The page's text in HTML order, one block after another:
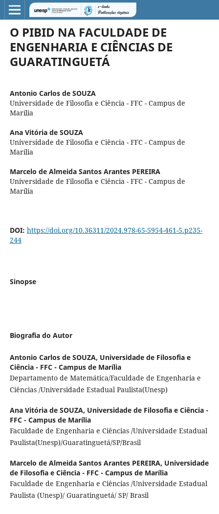
O PIBID NA FACULDADE DE
ENGENHARIA E CIÊNCIAS DE
GUARATINGUETÁ
Antonio Carlos de SOUZA
Universidade de Filosofia e Ciência - FFC - Campus de
Marília
Ana Vitória de SOUZA
Universidade de Filosofia e Ciência - FFC - Campus de
Marília
Marcelo de Almeida Santos Arantes PEREIRA
Universidade de Filosofia e Ciência - FFC - Campus de
Marília
DOI: https://doi.org/10.36311/2024.978-65-5954-461-5.p235-
244
Sinopse
Biografia do Autor
Antonio Carlos de SOUZA, Universidade de Filosofia e
Ciência - FFC - Campus de Marília
Departamento de Matemática/Faculdade de Engenharia e
Ciências /Universidade Estadual Paulista(Unesp)
Ana Vitória de SOUZA, Universidade de Filosofia e Ciência -
FFC - Campus de Marília
Faculdade de Engenharia e Ciências /Universidade Estadual
Paulista(Unesp)/Guaratinguetá/SP/Brasil
Marcelo de Almeida Santos Arantes PEREIRA, Universidade
de Filosofia e Ciência - FFC - Campus de Marília
Faculdade de Engenharia e Ciências /Universidade Estadual
Paulista (Unesp)/ Guaratinguetá/ SP/ Brasil